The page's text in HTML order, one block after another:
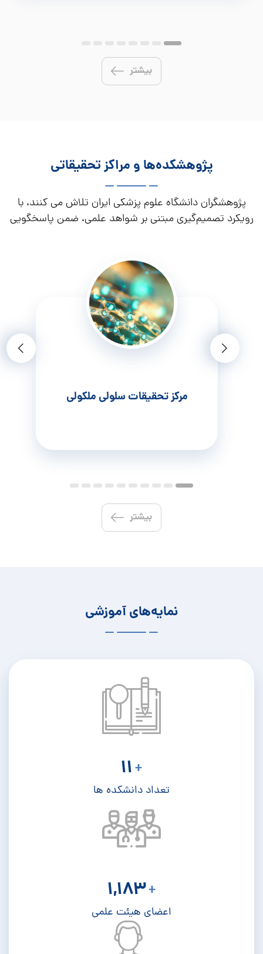
بیشتر
پژوهشکده‌ها و مراکز تحقیقاتی
پژوهشگران دانشگاه علوم پزشکی ایران تلاش می کنند، با
رویکرد تصمیم‌گیری مبتنی بر شواهد علمی، ضمن پاسخگویی
مرکز تحقیقات سلولی ملکولی
بیشتر
نمایه‌های آموزشی
+
11
تعداد دانشکده ها
+
1,183
اعضای هیئت علمی